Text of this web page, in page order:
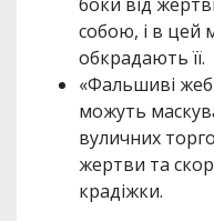
собою, і в цей
обкрадають її.
«Фальшиві
можуть
вуличних
жертви та
крадіжки.